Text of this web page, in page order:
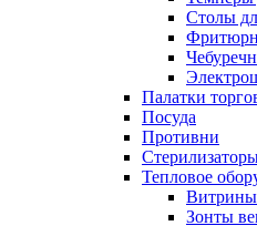
Столы
Палатки
Посуда
Противни
Тепловое
Витрины
Зонты